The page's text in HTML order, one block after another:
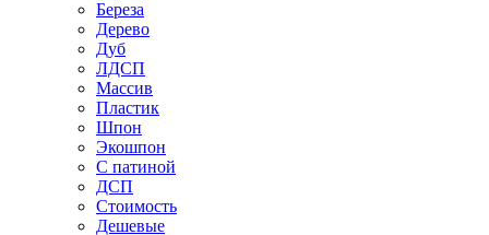
Береза
Дерево
Дуб
ЛДСП
Массив
Пластик
Шпон
Экошпон
С патиной
ДСП
Стоимость
Дешевые